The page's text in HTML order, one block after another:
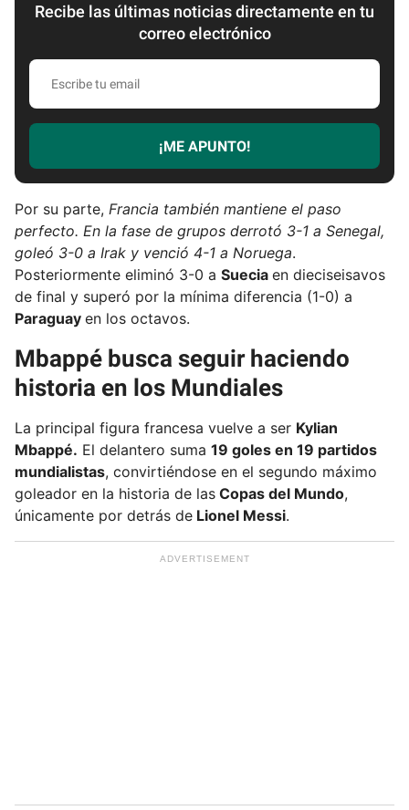
Recibe las últimas noticias directamente en tu
correo electrónico
E
c
b
u
m
l
¡ME APUNTO!
Por su parte, Francia también mantiene el paso
perfecto. En la fase de grupos derrotó 3-1 a Senegal,
goleó 3-0 a Irak y venció 4-1 a Noruega.
Posteriormente eliminó 3-0 a Suecia en dieciseisavos
de final y superó por la mínima diferencia (1-0) a
Paraguay en los octavos.
Mbappé busca seguir haciendo
historia en los Mundiales
La principal figura francesa vuelve a ser Kylian
Mbappé. El delantero suma 19 goles en 19 partidos
mundialistas, convirtiéndose en el segundo máximo
goleador en la historia de las Copas del Mundo,
únicamente por detrás de Lionel Messi.